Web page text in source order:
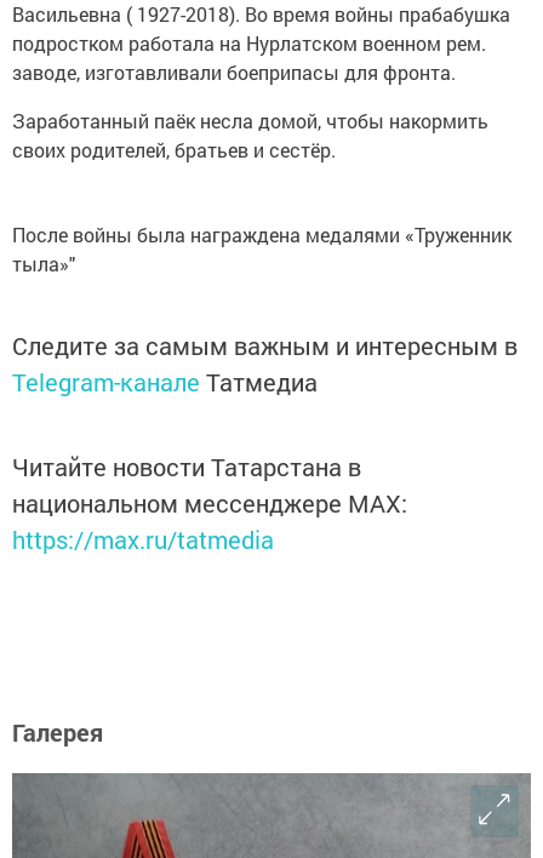
Васильевна ( 1927-2018). Во время войны прабабушка
подростком работала на Нурлатском военном рем.
заводе, изготавливали боеприпасы для фронта.
Заработанный паёк несла домой, чтобы накормить
своих родителей, братьев и сестёр.
После войны была награждена медалями «Труженник
тыла»"
Следите за самым важным и интересным в
Telegram-канале Татмедиа
Читайте новости Татарстана в
национальном мессенджере MАХ:
https://max.ru/tatmedia
Галерея